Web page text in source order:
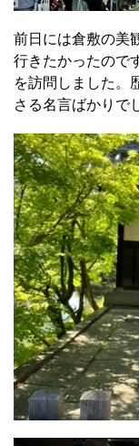
前日には倉敷の美
行きたかったので
を訪問しました。
さる名言ばかりで